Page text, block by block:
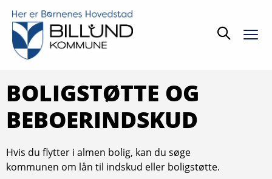
Søg
BOLIGSTØTTE OG
BEBOERINDSKUD
Hvis du flytter i almen bolig, kan du søge
kommunen om lån til indskud eller boligstøtte.